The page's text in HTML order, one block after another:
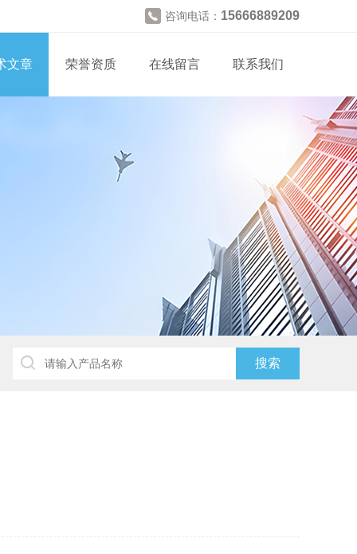
咨询电话： 15666889209
文章 荣誉资质 在线留言 联系我们